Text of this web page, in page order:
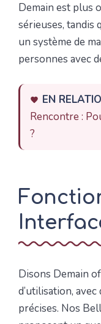
Demain est plus
sérieuses, tandis
un système de
personnes avec
EN
Rencontre :
?
Disons Demain
d’utilisation,
précises. Nos